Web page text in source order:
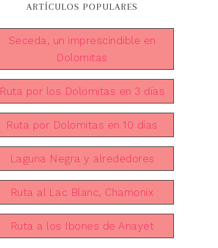
ARTÍCULOS POPULARES
Seceda, un imprescindible en
Dolomitas
Ruta por los Dolomitas en 3 días
Ruta por Dolomitas en 10 días
Laguna Negra y alrededores
Ruta al Lac Blanc, Chamonix
Ruta a los Ibones de Anayet